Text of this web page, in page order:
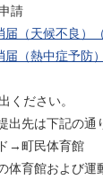
請
届（天候不良）
届（熱中症予防
ください。
先は下記の通
→町民体育館
体育館および